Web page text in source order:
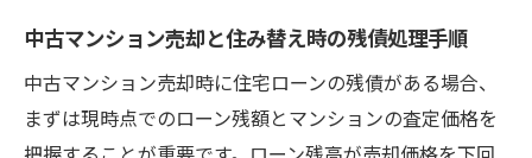
中古マンション売却と住み替え時の残債処理手順
中古マンション売却時に住宅ローンの残債がある場合、
まずは現時点でのローン残額とマンションの査定価格を